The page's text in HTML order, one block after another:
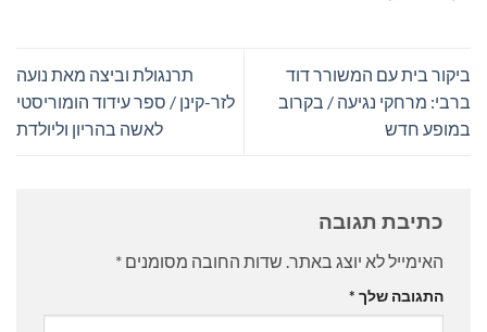
ביקור בית עם המשורר דוד
ברבי: מרחקי נגיעה / בקרוב
במופע חדש
תרנגולת וביצה מאת נועה
לזר-קינן / ספר עידוד הומוריסטי
לאשה בהריון וליולדת
כתיבת תגובה
האימייל לא יוצג באתר. שדות החובה מסומנים *
התגובה שלך *